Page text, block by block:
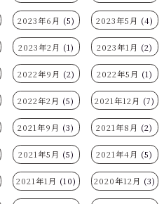
2023年6月 (5) 2023年5月 (4)
2023年2月 (1) 2023年1月 (2)
2022年9月 (2) 2022年5月 (1)
2022年2月 (5) 2021年12月 (7)
2021年9月 (3) 2021年8月 (2)
2021年5月 (5) 2021年4月 (5)
2021年1月 (10) 2020年12月 (3)